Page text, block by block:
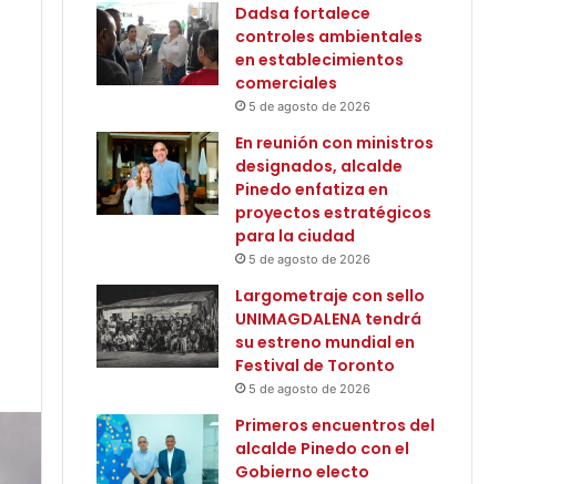
Dadsa fortalece
controles ambientales
en establecimientos
comerciales
5 de agosto de 2026
En reunión con ministros
designados, alcalde
Pinedo enfatiza en
proyectos estratégicos
para la ciudad
5 de agosto de 2026
Largometraje con sello
UNIMAGDALENA tendrá
su estreno mundial en
Festival de Toronto
5 de agosto de 2026
Primeros encuentros del
alcalde Pinedo con el
Gobierno electo